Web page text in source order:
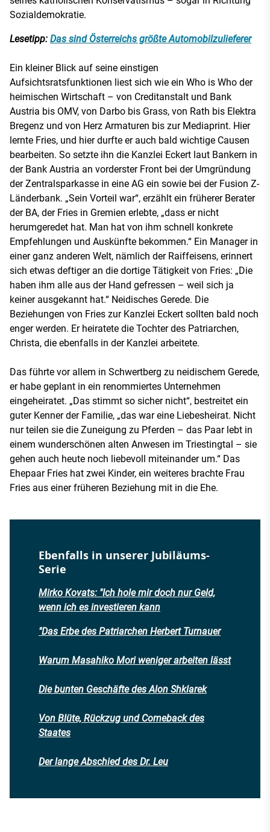
Sozialdemokratie.
Lesetipp: Das sind Österreichs größte Automobilzulieferer
Ein kleiner Blick auf seine einstigen
Aufsichtsratsfunktionen liest sich wie ein Who is Who der
heimischen Wirtschaft – von Creditanstalt und Bank
Austria bis OMV, von Darbo bis Grass, von Rath bis Elektra
Bregenz und von Herz Armaturen bis zur Mediaprint. Hier
lernte Fries, und hier durfte er auch bald wichtige Causen
bearbeiten. So setzte ihn die Kanzlei Eckert laut Bankern in
der Bank Austria an vorderster Front bei der Umgründung
der Zentralsparkasse in eine AG ein sowie bei der Fusion Z-
Länderbank. „Sein Vorteil war“, erzählt ein früherer Berater
der BA, der Fries in Gremien erlebte, „dass er nicht
herumgeredet hat. Man hat von ihm schnell konkrete
Empfehlungen und Auskünfte bekommen.“ Ein Manager in
einer ganz anderen Welt, nämlich der Raiffeisens, erinnert
sich etwas deftiger an die dortige Tätigkeit von Fries: „Die
haben ihm alle aus der Hand gefressen – weil sich ja
keiner ausgekannt hat.“ Neidisches Gerede. Die
Beziehungen von Fries zur Kanzlei Eckert sollten bald noch
enger werden. Er heiratete die Tochter des Patriarchen,
Christa, die ebenfalls in der Kanzlei arbeitete.
Das führte vor allem in Schwertberg zu neidischem Gerede,
er habe geplant in ein renommiertes Unternehmen
eingeheiratet. „Das stimmt so sicher nicht“, bestreitet ein
guter Kenner der Familie, „das war eine Liebesheirat. Nicht
nur teilen sie die Zuneigung zu Pferden – das Paar lebt in
einem wunderschönen alten Anwesen im Triestingtal – sie
gehen auch heute noch liebevoll miteinander um.“ Das
Ehepaar Fries hat zwei Kinder, ein weiteres brachte Frau
Fries aus einer früheren Beziehung mit in die Ehe.
Ebenfalls in unserer Jubiläums-
Serie
Mirko Kovats: "Ich hole mir doch nur Geld,
wenn ich es investieren kann
"Das Erbe des Patriarchen Herbert Turnauer
Warum Masahiko Mori weniger arbeiten lässt
Die bunten Geschäfte des Alon Shklarek
Von Blüte, Rückzug und Comeback des
Staates
Der lange Abschied des Dr. Leu